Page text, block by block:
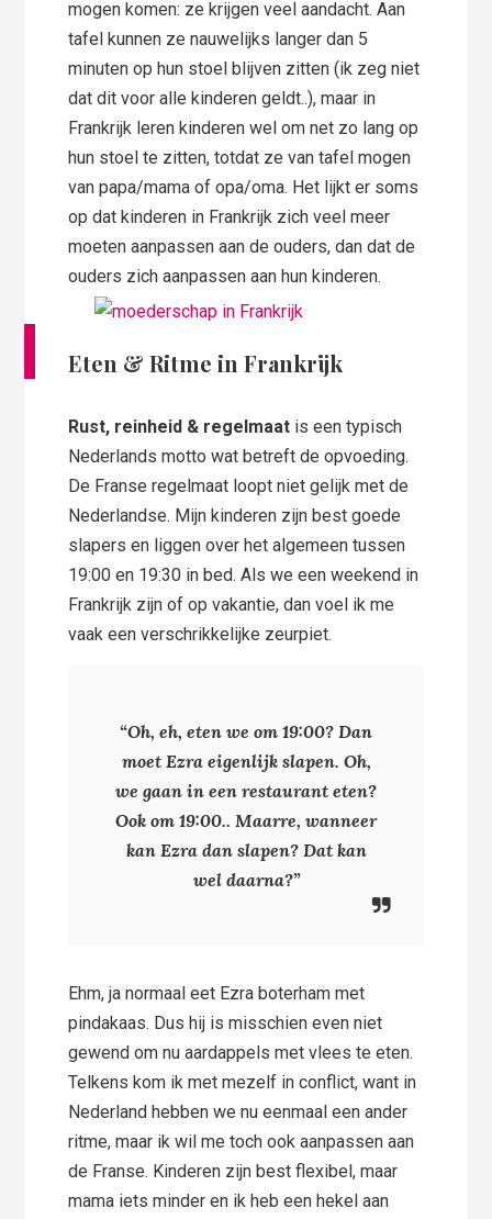
mogen komen: ze krijgen veel aandacht. Aan
tafel kunnen ze nauwelijks langer dan 5
minuten op hun stoel blijven zitten (ik zeg niet
dat dit voor alle kinderen geldt..), maar in
Frankrijk leren kinderen wel om net zo lang op
hun stoel te zitten, totdat ze van tafel mogen
van papa/mama of opa/oma. Het lijkt er soms
op dat kinderen in Frankrijk zich veel meer
moeten aanpassen aan de ouders, dan dat de
ouders zich aanpassen aan hun kinderen.
Eten & Ritme in Frankrijk
Rust, reinheid & regelmaat is een typisch
Nederlands motto wat betreft de opvoeding.
De Franse regelmaat loopt niet gelijk met de
Nederlandse. Mijn kinderen zijn best goede
slapers en liggen over het algemeen tussen
19:00 en 19:30 in bed. Als we een weekend in
Frankrijk zijn of op vakantie, dan voel ik me
vaak een verschrikkelijke zeurpiet.
“Oh, eh, eten we om 19:00? Dan
moet Ezra eigenlijk slapen. Oh,
we gaan in een restaurant eten?
Ook om 19:00.. Maarre, wanneer
kan Ezra dan slapen? Dat kan
wel daarna?”
Ehm, ja normaal eet Ezra boterham met
pindakaas. Dus hij is misschien even niet
gewend om nu aardappels met vlees te eten.
Telkens kom ik met mezelf in conflict, want in
Nederland hebben we nu eenmaal een ander
ritme, maar ik wil me toch ook aanpassen aan
de Franse. Kinderen zijn best flexibel, maar
mama iets minder en ik heb een hekel aan